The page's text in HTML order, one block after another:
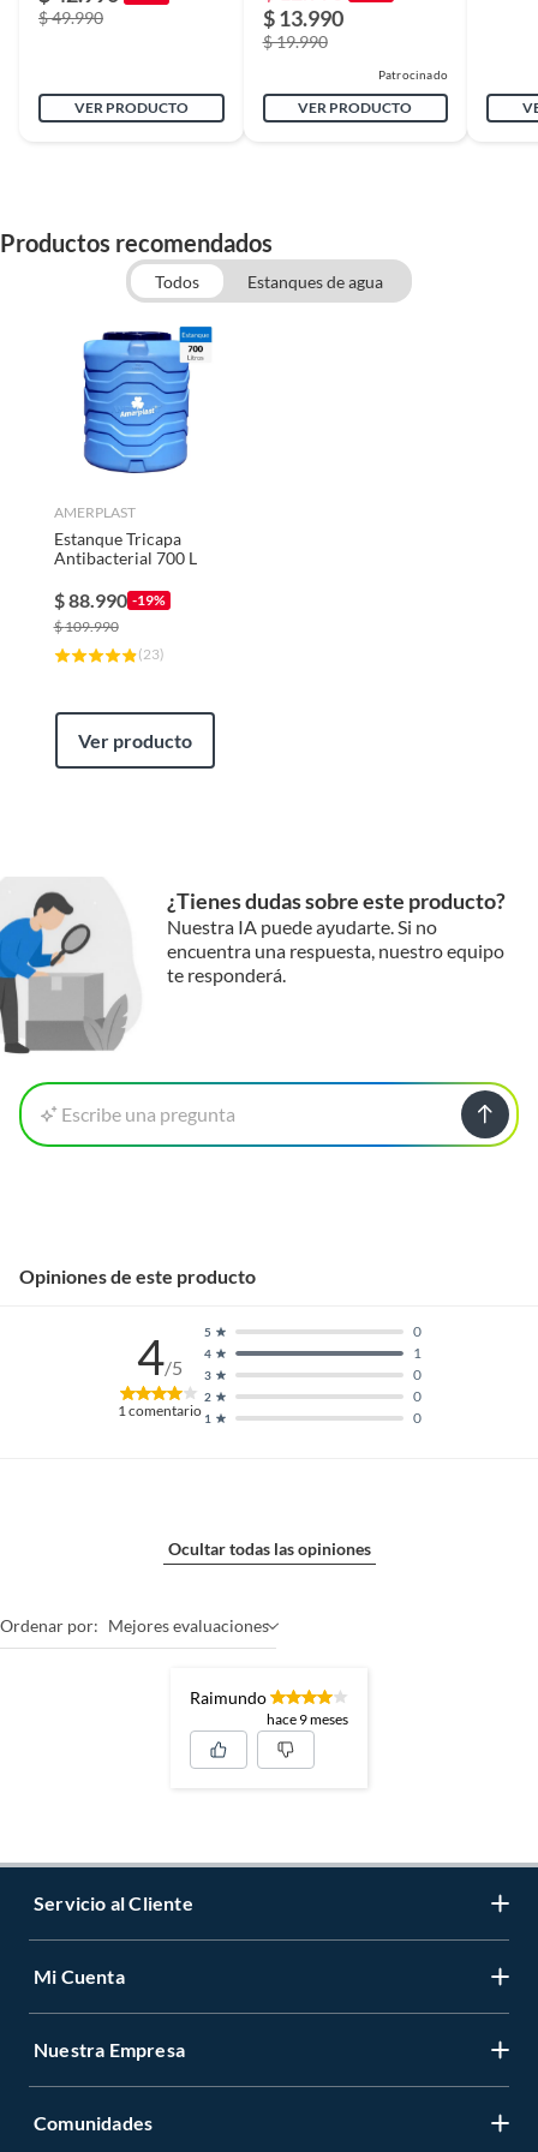
$ 49.990
VER PRODUCTO
$ 13.990
$ 19.990
Patrocinado
VER PRODUCTO
Productos recomendados
Todos Estanques de agua
AMERPLAST
Estanque Tricapa
Antibacterial 700 L
$88.990 -19%
$109.990
(23)
Ver producto
¿Tienes dudas sobre este producto?
Nuestra IA puede ayudarte. Si no
encuentra una respuesta, nuestro equipo
te responderá.
Escribe una pregunta
Opiniones de este producto
4/5
1comentario 1 0
2 0
3 0
4 1
5 0
Ocultar todas las opiniones
Ordenar por: Mejores evaluaciones
Raimundo
hace 9 meses
Servicio al Cliente
Contáctanos
Tiendas y horarios
Mi Cuenta
Registrate
Nuestra Empresa
Sobre Nosotros
Comunidades